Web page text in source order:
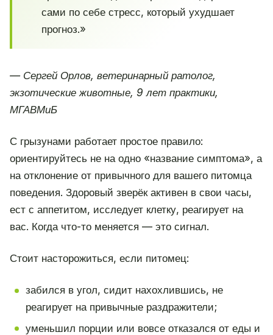
сами по себе стресс, который ухудшает
прогноз.»
— Сергей Орлов, ветеринарный ратолог,
экзотические животные, 9 лет практики,
МГАВМиБ
С грызунами работает простое правило:
ориентируйтесь не на одно «название симптома», а
на отклонение от привычного для вашего питомца
поведения. Здоровый зверёк активен в свои часы,
ест с аппетитом, исследует клетку, реагирует на
вас. Когда что-то меняется — это сигнал.
Стоит насторожиться, если питомец:
забился в угол, сидит нахохлившись, не
реагирует на привычные раздражители;
уменьшил порции или вовсе отказался от еды и